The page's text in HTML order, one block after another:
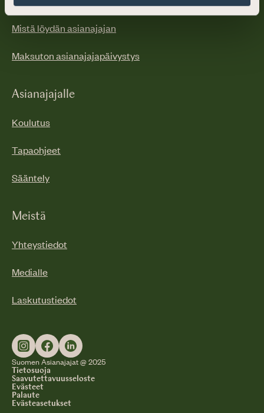
Mistä löydän asianajajan
Maksuton asianajajapäivystys
Asianajajalle
Koulutus
Tapaohjeet
Sääntely
Meistä
Yhteystiedot
Medialle
Laskutustiedot
Suomen Asianajajat @ 2025
Tietosuoja
Saavutettavuusseloste
Evästeet
Palaute
Evästeasetukset